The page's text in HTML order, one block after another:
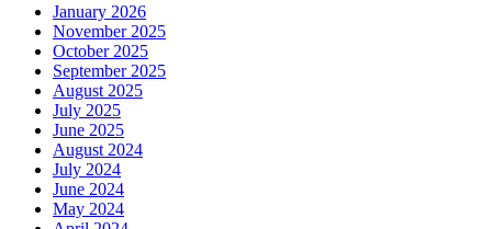
January 2026
November 2025
October 2025
September 2025
August 2025
July 2025
June 2025
August 2024
July 2024
June 2024
May 2024